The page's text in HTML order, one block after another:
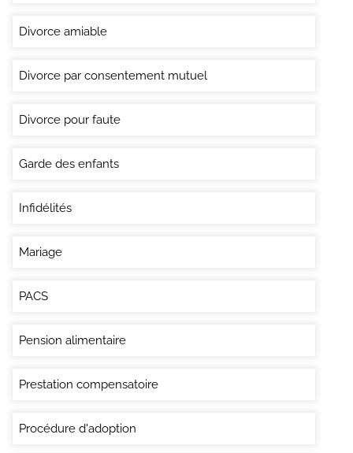
Divorce amiable
Divorce par consentement mutuel
Divorce pour faute
Garde des enfants
Infidélités
Mariage
PACS
Pension alimentaire
Prestation compensatoire
Procédure d'adoption